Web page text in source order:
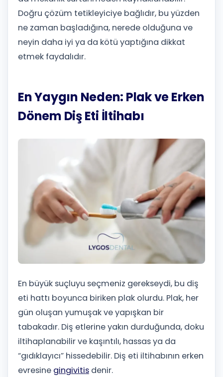
Doğru çözüm tetikleyiciye bağlıdır, bu yüzden
ne zaman başladığına, nerede olduğuna ve
neyin daha iyi ya da kötü yaptığına dikkat
etmek faydalıdır.
En Yaygın Neden: Plak ve Erken
Dönem Diş Eti İltihabı
En büyük suçluyu seçmeniz gerekseydi, bu diş
eti hattı boyunca biriken plak olurdu. Plak, her
gün oluşan yumuşak ve yapışkan bir
tabakadır. Diş etlerine yakın durduğunda, doku
iltihaplanabilir ve kaşıntılı, hassas ya da
“gıdıklayıcı” hissedebilir. Diş eti iltihabının erken
evresine gingivitis denir.